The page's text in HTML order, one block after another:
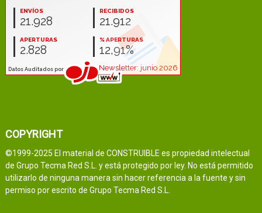
COPYRIGHT
©1999-2025 El material de CONSTRUIBLE es propiedad intelectual
de Grupo Tecma Red S.L. y está protegido por ley. No está permitido
utilizarlo de ninguna manera sin hacer referencia a la fuente y sin
permiso por escrito de Grupo Tecma Red S.L.